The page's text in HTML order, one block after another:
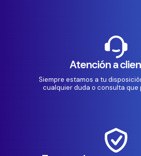
Atención a
Siempre estamos a tu
cualquier duda o consulta que